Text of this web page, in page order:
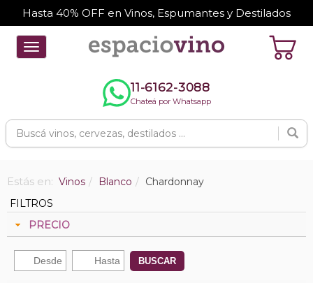
Hasta 40% OFF en Vinos, Espumantes y Destilados
Toggle
navigation
11-6162-3088
Chateá por Whatsapp
Estás en: Vinos Blanco
Chardonnay
FILTROS
PRECIO
BUSCAR